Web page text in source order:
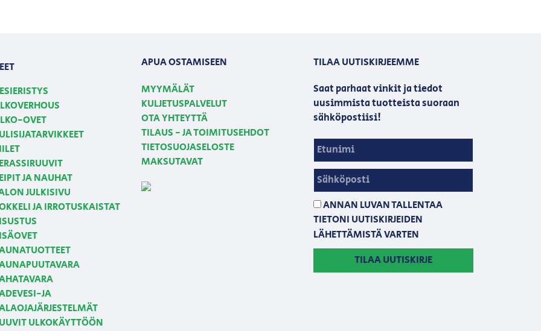
OVET
JA NAUHAT
JULKISIVU
JA IRROTUSKAISTAT
JA
ULKOKÄYTTÖÖN
APUA OSTAMISEEN
MYYMÄLÄT
KULJETUSPALVELUT
OTA YHTEYTTÄ
TILAUS - JA TOIMITUSEHDOT
TIETOSUOJASELOSTE
MAKSUTAVAT
TILAA UUTISKIRJEEMME
Saat parhaat vinkit ja tiedot
uusimmista tuotteista suoraan
sähköpostiisi!
ANNAN LUVAN TALLENTAA
TIETONI UUTISKIRJEIDEN
LÄHETTÄMISTÄ VARTEN
TILAA UUTISKIRJE